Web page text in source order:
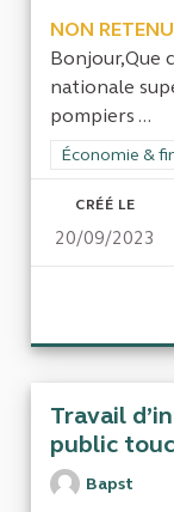
NON
Bonjour,Que
nationale
pompiers ...
Filtrer les
Économie &
CRÉÉ LE
20/09/2023
Travail
public
Bapst